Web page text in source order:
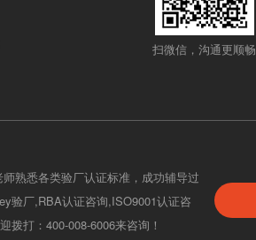
扫微信，沟通更顺畅
熟悉各类验厂认证标准，成功辅导过
验厂,RBA认证咨询,ISO9001认证咨
打：400-008-6006来咨询！